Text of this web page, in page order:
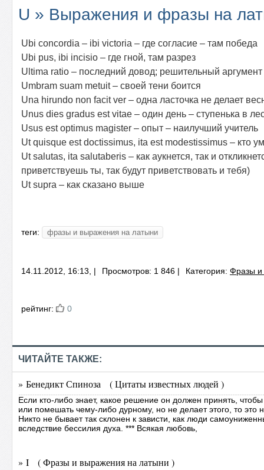
U » Выражения и фразы на
Ubi concordia – ibi victoria – где согласие – там победа
Ubi pus, ibi incisio – где гной, там paзpeз
Ultima ratio – последний довод; решительный аргумент
Umbram suam metuit – своей тени боится
Una hirundo nоn facit ver – одна ласточка не делает
Unus dies gradus est vitae – один день – ступенька в
Usus est optimus magister – опыт – наилучший учитель
Ut quisque est doctissimus, ita est modestissimus – кто
Ut salutas, ita salutaberis – как аукнется, так и
приветствуешь ты, так будут приветствовать и тебя)
Ut supra – как сказано выше
теги: фразы и выражения на латыни
14.11.2012, 16:13, | Просмотров: 1 846 | Категория: Фразы и
рейтинг: 0
ЧИТАЙТЕ ТАКЖЕ:
» Бенедикт Спиноза ( Цитаты известных людей )
Если кто-либо знает, какое решение он должен принять,
или помешать чему-либо дурному, но не делает этого, то это
Никто не бывает так склонен к зависти, как люди
вследствие бессилия духа. *** Всякая любовь,
» I ( Фразы и выражения на латыни )